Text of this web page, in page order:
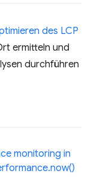
des LCP
ermitteln und
durchführen
monitoring in